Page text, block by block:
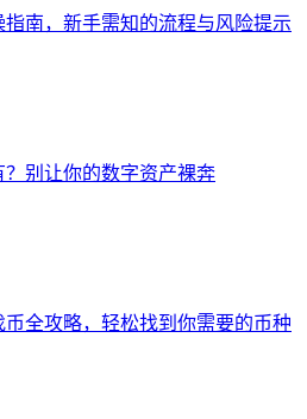
南，新手需知的流程与风险提示
别让你的数字资产裸奔
全攻略，轻松找到你需要的币种